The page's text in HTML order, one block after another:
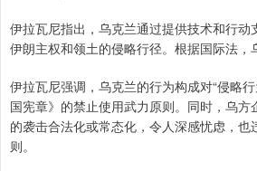
伊拉瓦尼指出，乌克兰通过提供技术和行动
伊朗主权和领土的侵略行径。根据国际法，
伊拉瓦尼强调，乌克兰的行为构成对“侵略
国宪章》的禁止使用武力原则。同时，乌
的袭击合法化或常态化，令人深感忧虑，也
则。